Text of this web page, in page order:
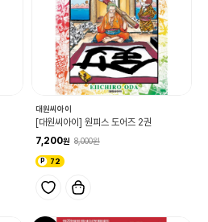
대원씨아이
[대원씨아이] 원피스 도어즈 2권
7,200
8,000
72